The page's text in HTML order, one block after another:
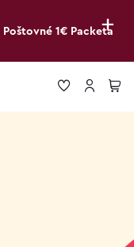
+
Poštovné 1€ Packeta